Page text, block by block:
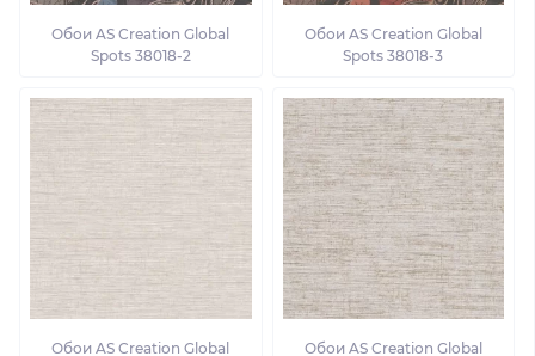
Обои AS Creation Global
Spots 38018-2
Обои AS Creation Global
Spots 38018-3
Обои AS Creation Global
Обои AS Creation Global